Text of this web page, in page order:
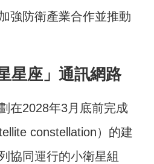
強防衛產業合作並推動
星座」通訊網路
在2028年3月底前完成
constellation）的建
協同運行的小衛星組